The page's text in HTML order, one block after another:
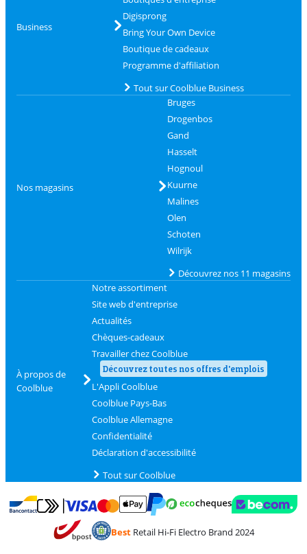
Business
Digisprong
Bring Your Own Device
Boutique de cadeaux
Programme d'affiliation
Tout sur Coolblue Business
Nos magasins
Bruges
Drogenbos
Gand
Hasselt
Hognoul
Kuurne
Malines
Olen
Schoten
Wilrijk
Découvrez nos 11 magasins
À propos de
Coolblue
Notre assortiment
Site web d'entreprise
Actualités
Chèques-cadeaux
Travailler chez Coolblue
Découvrez toutes nos offres d'emplois
L'Appli Coolblue
Coolblue Pays-Bas
Coolblue Allemagne
Confidentialité
Déclaration d'accessibilité
Tout sur Coolblue
Payer avec Bancontact
Payer avec MasterCard et Visa via ClickToPay
BestRetail Hi-Fi Electro Brand 2024